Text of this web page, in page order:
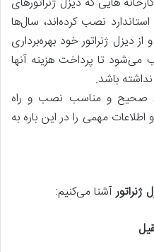
نصب کرده‌اند، سال‌ها
از دیزل ژنراتور خود بهره‌برداری
تا پرداخت هزینه آنها
باشد.
صحیح و مناسب نصب و راه
مهمی را در این باره به
ژنراتورآشنا می‌کنیم: